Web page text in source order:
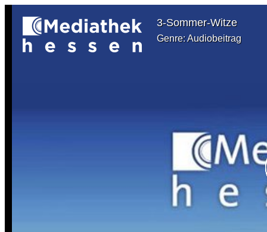
3-Sommer-Witze
Genre: Audiobeitrag